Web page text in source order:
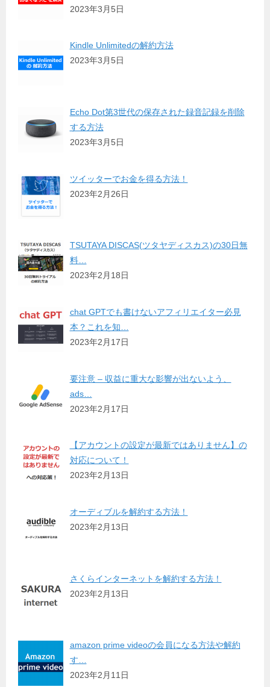
2023年3月5日
Kindle Unlimitedの解約方法
2023年3月5日
Echo Dot第3世代の保存された録音記録を削除
する方法
2023年3月5日
ツイッターでお金を得る方法！
2023年2月26日
TSUTAYA DISCAS(ツタヤディスカス)の30日無
料…
2023年2月18日
chat GPTでも書けないアフィリエイター必見
本？これを知…
2023年2月17日
要注意 – 収益に重大な影響が出ないよう、
ads…
2023年2月17日
【アカウントの設定が最新ではありません】の
対応について！
2023年2月13日
オーディブルを解約する方法！
2023年2月13日
さくらインターネットを解約する方法！
2023年2月13日
amazon prime videoの会員になる方法や解約
す…
2023年2月11日